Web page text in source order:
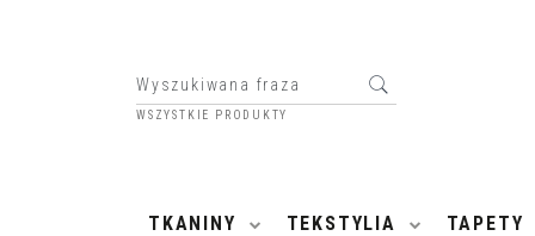
WSZYSTKIE PRODUKTY
TKANINY TEKSTYLIA TAPETY